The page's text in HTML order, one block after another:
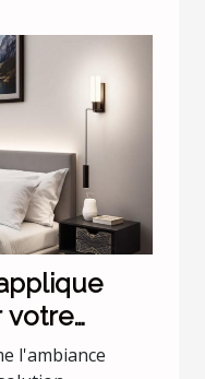
votre
l'ambiance